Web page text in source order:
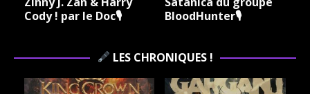
Cody ! par le Doc🎙
BloodHunter🎙
LES CHRONIQUES !